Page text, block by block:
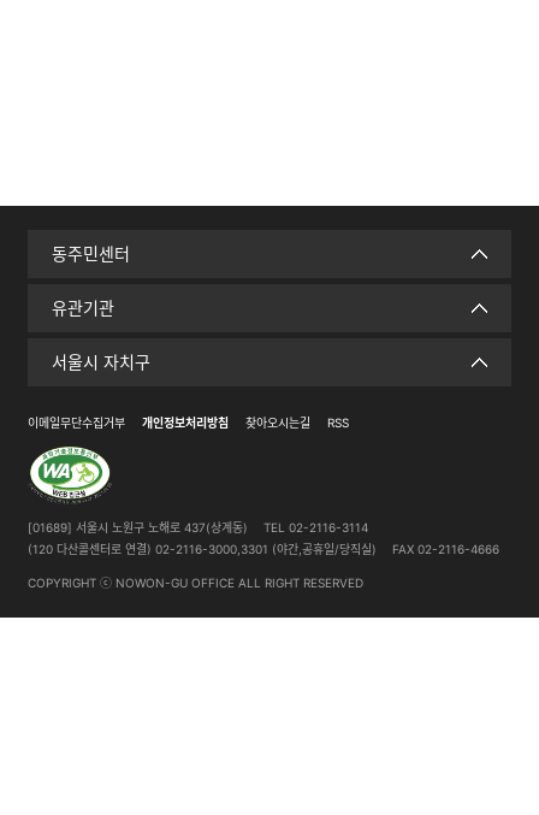
동주민센터
유관기관
서울시 자치구
이메일무단수집거부 개인정보처리방침 찾아오시는길 RSS
[01689] 서울시 노원구 노해로 437(상계동)
TEL 02-2116-3114
(120 다산콜센터로 연결) 02-2116-3000,3301 (야간,공휴일/당직실)
FAX 02-2116-4666
COPYRIGHT ⓒ NOWON-GU OFFICE ALL RIGHT RESERVED